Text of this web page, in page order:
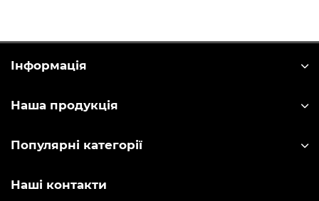
Інформація
Наша продукція
Популярні категорії
Наші контакти